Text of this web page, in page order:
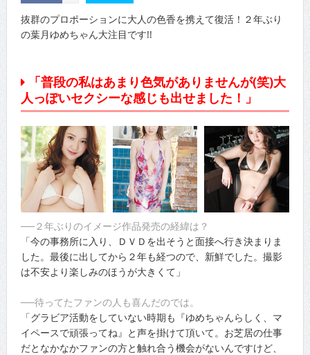
抜群のプロポーションに大人の色香を携えて復活！２年ぶり
の葉月ゆめちゃん大注目です!!
「普段の私はあまり色気がありませんが(笑)大
人っぽいセクシーな感じも出せました！」
──２年ぶりのイメージ作品発売の経緯は？
「今の事務所に入り、ＤＶＤを出そうと面接へ行き決まりま
した。最後に出してから２年も経つので、新鮮でした。撮影
は不安より楽しみのほうが大きくて」
──待ってたファンの人も喜んだのでは。
「グラビア活動をしていない時期も『ゆめちゃんらしく、マ
イペースで頑張ってね』と声を掛けて頂いて。お芝居の仕事
だとなかなかファンの方と触れ合う機会がないんですけど、